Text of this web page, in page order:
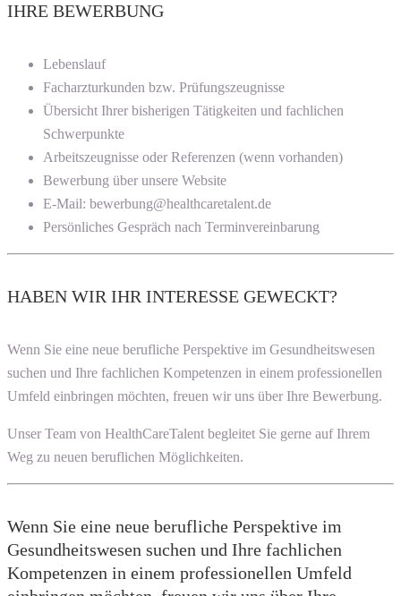
IHRE BEWERBUNG
Lebenslauf
Facharzturkunden bzw. Prüfungszeugnisse
Übersicht Ihrer bisherigen Tätigkeiten und fachlichen
Schwerpunkte
Arbeitszeugnisse oder Referenzen (wenn vorhanden)
Bewerbung über unsere Website
E-Mail: bewerbung@healthcaretalent.de
Persönliches Gespräch nach Terminvereinbarung
HABEN WIR IHR INTERESSE GEWECKT?
Wenn Sie eine neue berufliche Perspektive im Gesundheitswesen
suchen und Ihre fachlichen Kompetenzen in einem professionellen
Umfeld einbringen möchten, freuen wir uns über Ihre Bewerbung.
Unser Team von HealthCareTalent begleitet Sie gerne auf Ihrem
Weg zu neuen beruflichen Möglichkeiten.
Wenn Sie eine neue berufliche Perspektive im
Gesundheitswesen suchen und Ihre fachlichen
Kompetenzen in einem professionellen Umfeld